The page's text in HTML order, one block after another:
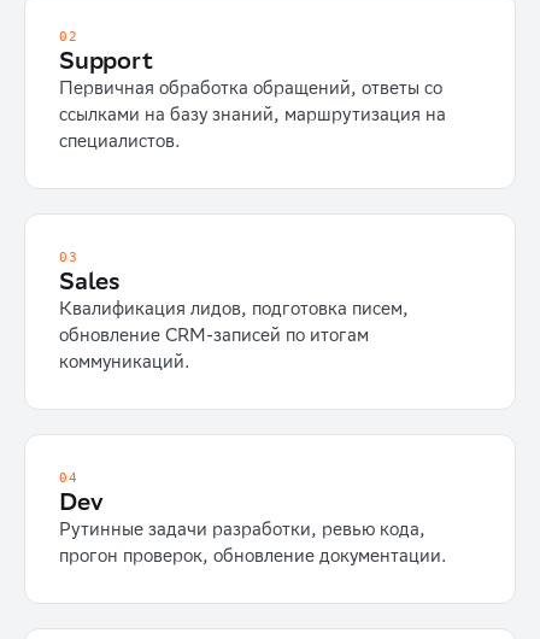
02
Support
Первичная обработка обращений, ответы со
ссылками на базу знаний, маршрутизация на
специалистов.
03
Sales
Квалификация лидов, подготовка писем,
обновление CRM-записей по итогам
коммуникаций.
04
Dev
Рутинные задачи разработки, ревью кода,
прогон проверок, обновление документации.